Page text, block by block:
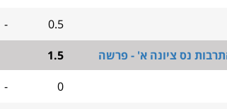
0.5
-
נס ציונה א' - פרשה 1.5
0
-